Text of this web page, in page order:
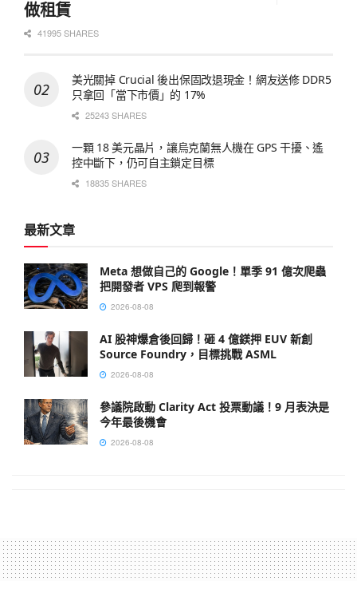
做租賃
41995 SHARES
美光關掉 Crucial 後出保固改退現金！網友送修 DDR5
只拿回「當下市價」的 17%
25243 SHARES
一顆 18 美元晶片，讓烏克蘭無人機在 GPS 干擾、遙
控中斷下，仍可自主鎖定目標
18835 SHARES
最新文章
Meta 想做自己的 Google！單季 91 億次爬蟲
把開發者 VPS 爬到報警
2026-08-08
AI 股神爆倉後回歸！砸 4 億鎂押 EUV 新創
Source Foundry，目標挑戰 ASML
2026-08-08
參議院啟動 Clarity Act 投票動議！9 月表決是
今年最後機會
2026-08-08